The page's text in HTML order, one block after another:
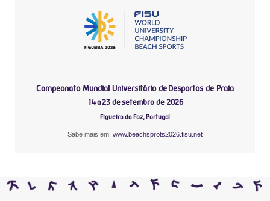
Campeonato Mundial Universitário de Desportos de Praia
14 a 23 de setembro de 2026
Figueira da Foz, Portugal
Sabe mais em: www.beachsprots2026.fisu.net